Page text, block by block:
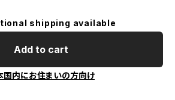
shipping available
Add to cart
国内にお住まいの方向け